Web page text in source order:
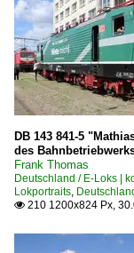
Stralsund
Stuttgart
Titisee
Torgau
Tornesch
Trier Hbf
Uelzen
Wanne-
Weimar
Würzburg
DB 143 841-5
des
Frank Thomas
Deutschland / E-Loks
Lokportraits,
 210 1200x824 Px,